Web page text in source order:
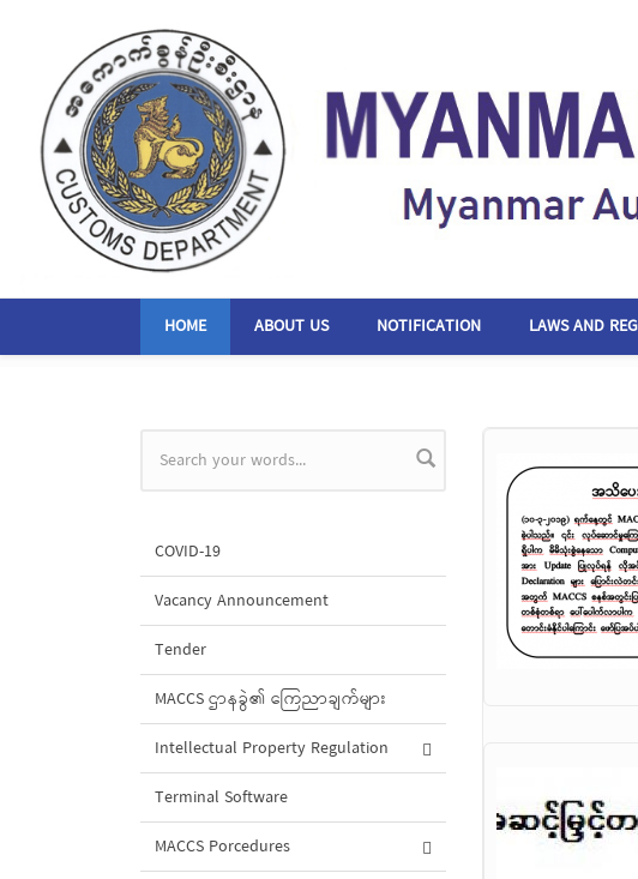
HOME ABOUT US NOTIFICATION LAWS AND
Search form
COVID-19
Vacancy Announcement
Tender
MACCS ဌာနခွဲ၏ ကြေညာချက်များ
Intellectual Property Regulation
Terminal Software
MACCS Porcedures